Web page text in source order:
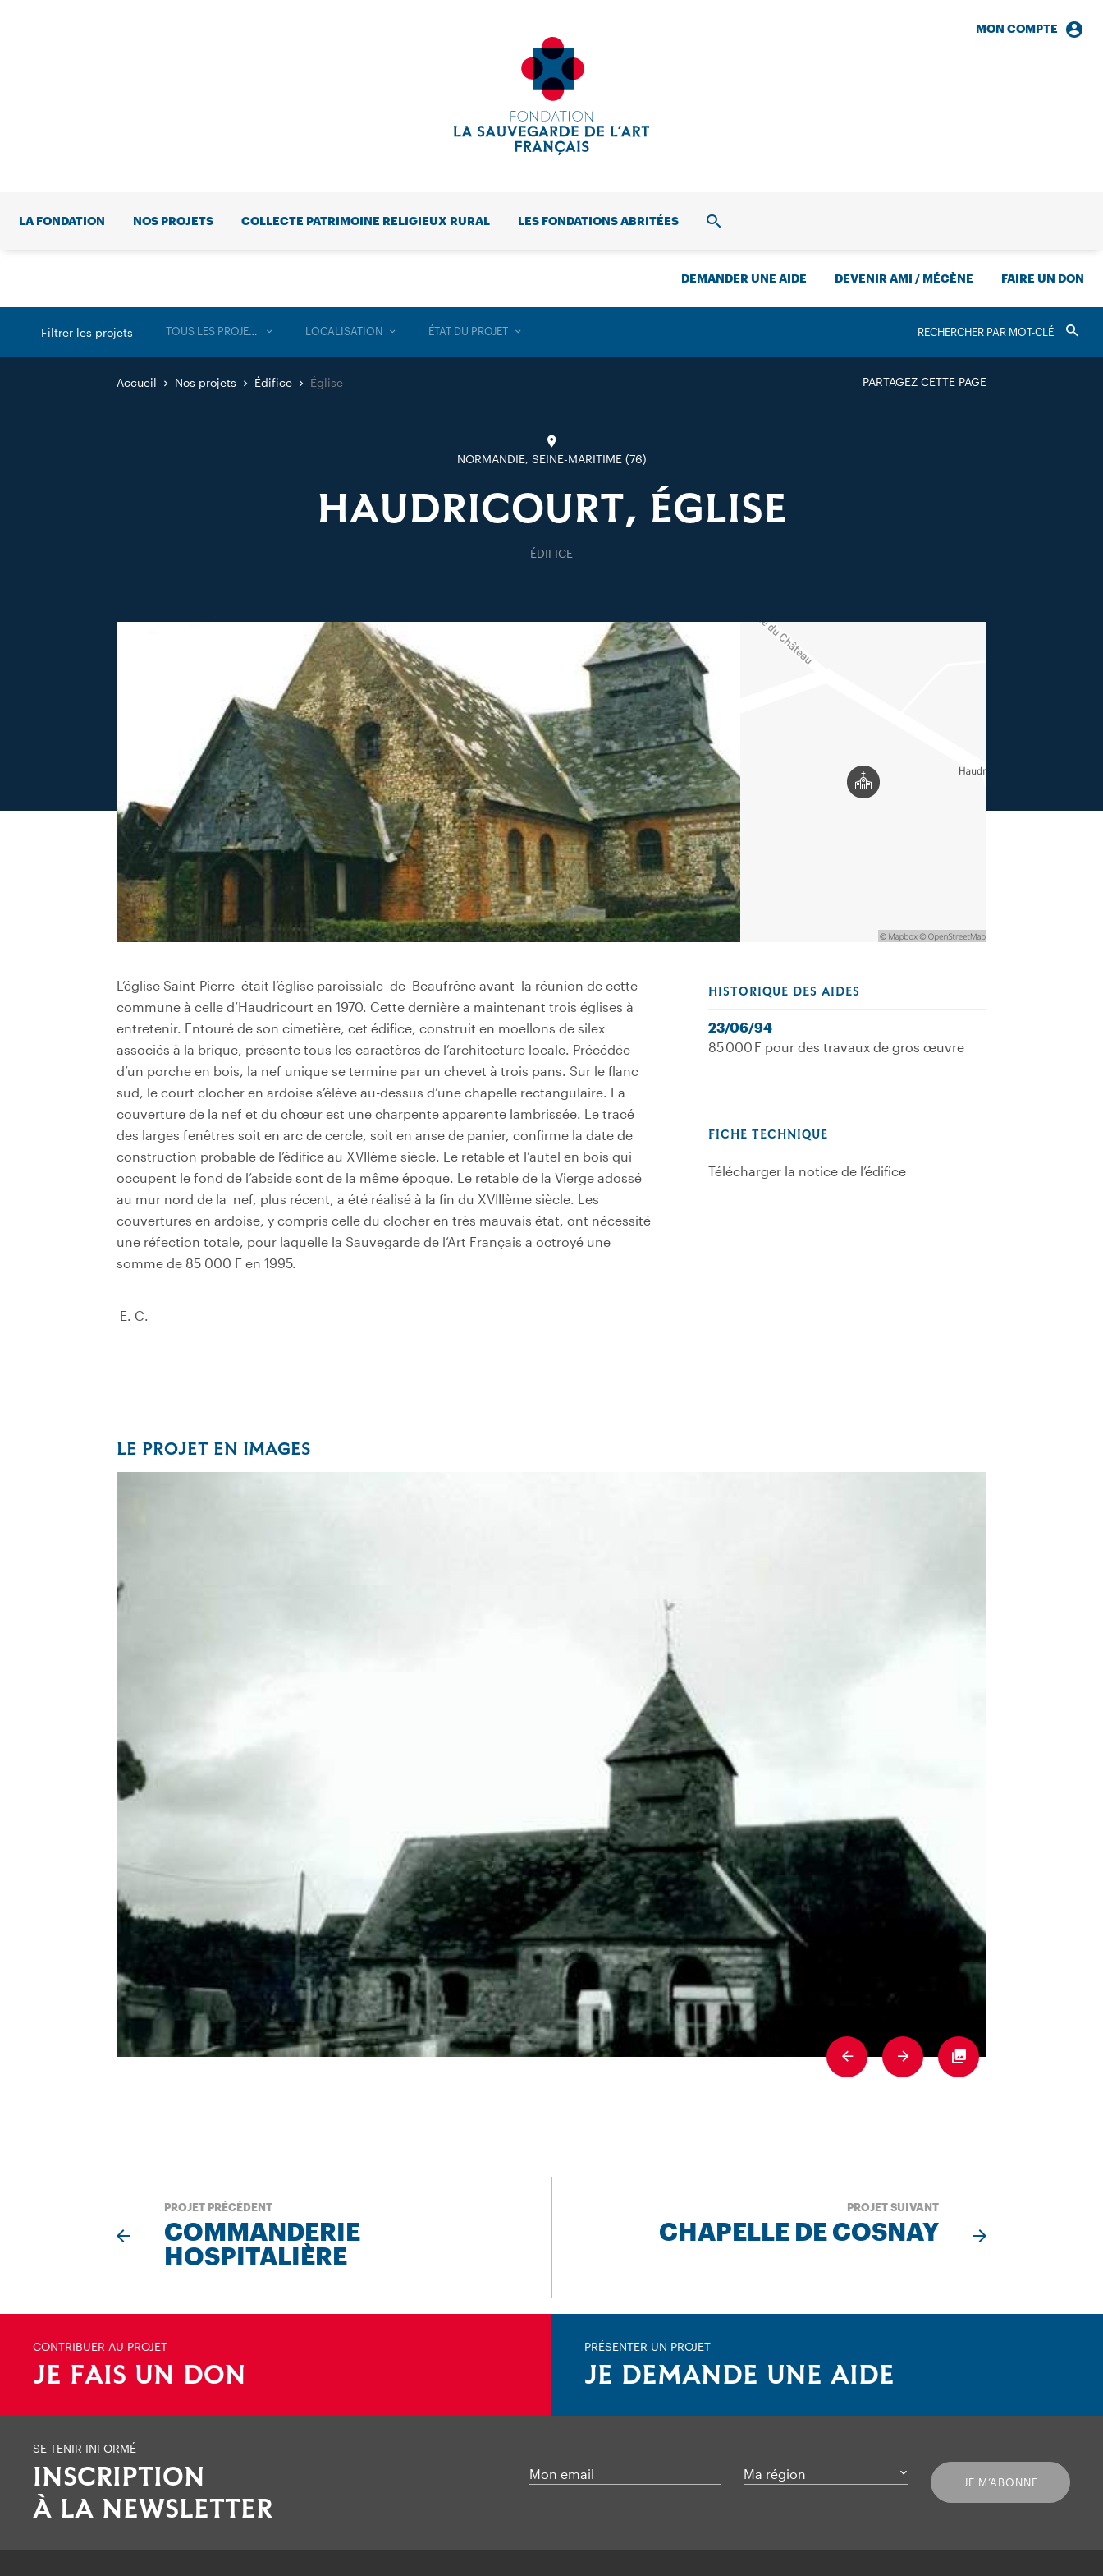
MON COMPTE
LA FONDATION NOS PROJETS COLLECTE PATRIMOINE RELIGIEUX RURAL LES FONDATIONS ABRITÉES RECHERCHE
DEMANDER UNE AIDE DEVENIR AMI / MÉCÈNE FAIRE UN DON
Filtrer les projets
Valider
TOUS LES PROJETS LOCALISATION ÉTAT DU PROJET
PARTAGEZ CETTE PAGE
Accueil Nos projets Édifice Église
NORMANDIE, SEINE-MARITIME (76)
HAUDRICOURT, ÉGLISE
ÉDIFICE
L’église Saint-Pierre était l’église paroissiale de Beaufrêne avant la réunion de cette
commune à celle d’Haudricourt en 1970. Cette dernière a maintenant trois églises à
entretenir. Entouré de son cimetière, cet édifice, construit en moellons de silex
associés à la brique, présente tous les caractères de l’architecture locale. Précédée
d’un porche en bois, la nef unique se termine par un chevet à trois pans. Sur le flanc
sud, le court clocher en ardoise s’élève au-dessus d’une chapelle rectangulaire. La
couverture de la nef et du chœur est une charpente apparente lambrissée. Le tracé
des larges fenêtres soit en arc de cercle, soit en anse de panier, confirme la date de
construction probable de l’édifice au XVIIème siècle. Le retable et l’autel en bois qui
occupent le fond de l’abside sont de la même époque. Le retable de la Vierge adossé
au mur nord de la nef, plus récent, a été réalisé à la fin du XVIIIème siècle. Les
couvertures en ardoise, y compris celle du clocher en très mauvais état, ont nécessité
une réfection totale, pour laquelle la Sauvegarde de l’Art Français a octroyé une
somme de 85 000 F en 1995.
E. C.
HISTORIQUE DES AIDES
23/06/94
85 000 F pour des travaux de gros œuvre
FICHE TECHNIQUE
Télécharger la notice de l’édifice
LE PROJET EN IMAGES
PreviousNext Fullscreen
PROJET PRÉCÉDENT
COMMANDERIE
HOSPITALIÈRE
PROJET SUIVANT
CHAPELLE DE COSNAY
CONTRIBUER AU PROJET
JE FAIS UN DON
PRÉSENTER UN PROJET
JE DEMANDE UNE AIDE
SE TENIR INFORMÉ
INSCRIPTION
À LA NEWSLETTER
Mon email Ma région
JE M’ABONNE